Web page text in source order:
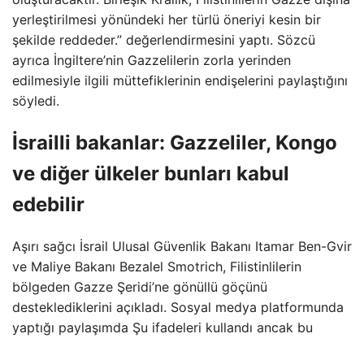
yerleştirilmesi yönündeki her türlü öneriyi kesin bir
şekilde reddeder.” değerlendirmesini yaptı. Sözcü
ayrıca İngiltere’nin Gazzelilerin zorla yerinden
edilmesiyle ilgili müttefiklerinin endişelerini paylaştığını
söyledi.
İsrailli bakanlar: Gazzeliler, Kongo
ve diğer ülkeler bunları kabul
edebilir
Aşırı sağcı İsrail Ulusal Güvenlik Bakanı Itamar Ben-Gvir
ve Maliye Bakanı Bezalel Smotrich, Filistinlilerin
bölgeden Gazze Şeridi’ne gönüllü göçünü
desteklediklerini açıkladı. Sosyal medya platformunda
yaptığı paylaşımda Şu ifadeleri kullandı ancak bu